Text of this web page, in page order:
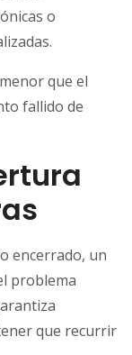
o
que el
fallido de
encerrado, un
problema
que recurrir